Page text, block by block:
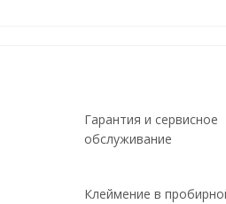
Гарантия и сервисное
обслуживание
Клеймение в